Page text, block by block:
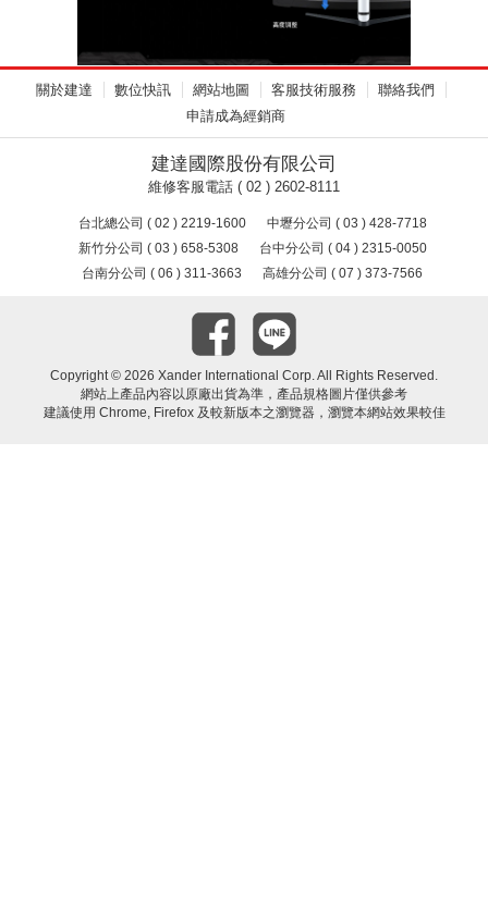
關於建達 數位快訊 網站地圖 客服技術服務
聯絡我們
申請成為經銷商
建達國際股份有限公司
維修客服電話 ( 02 ) 2602-8111
台北總公司 ( 02 ) 2219-1600
中壢分公司 ( 03 ) 428-7718
新竹分公司 ( 03 ) 658-5308
台中分公司 ( 04 ) 2315-0050
台南分公司 ( 06 ) 311-3663
高雄分公司 ( 07 ) 373-7566
Copyright © 2026 Xander International Corp. All Rights Reserved.
網站上產品內容以原廠出貨為準，產品規格圖片僅供參考
建議使用 Chrome, Firefox 及較新版本之瀏覽器，瀏覽本網站效果較佳